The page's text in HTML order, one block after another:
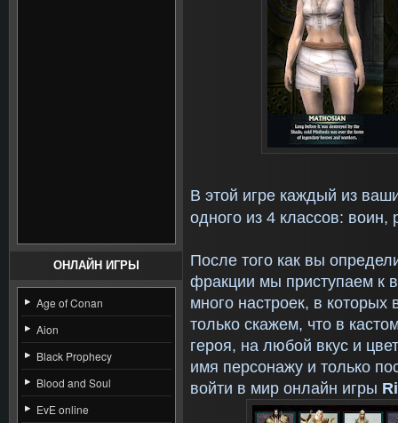
ОНЛАЙН ИГРЫ
Age of Conan
Aion
Black Prophecy
Blood and Soul
EvE online
В этой игре каждый из
одного из 4 классов: воин,
После того как вы
фракции мы приступаем к
много настроек, в
только скажем, что в
героя, на любой вкус и
имя персонажу и только
войти в мир онлайн игры